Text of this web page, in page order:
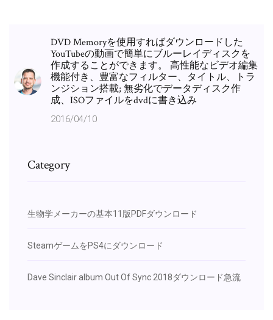
DVD Memoryを使用すればダウンロードした
YouTubeの動画で簡単にブルーレイディスクを
作成することができます。 高性能なビデオ編集
機能付き、豊富なフィルター、タイトル、トラ
ンジション搭載; 無劣化でデータディスク作
成、ISOファイルをdvdに書き込み
2016/04/10
Category
生物学メーカーの基本11版PDFダウンロード
SteamゲームをPS4にダウンロード
Dave Sinclair album Out Of Sync 2018ダウンロード急流